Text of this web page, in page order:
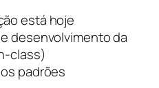
está hoje
desenvolvimento da
class)
padrões